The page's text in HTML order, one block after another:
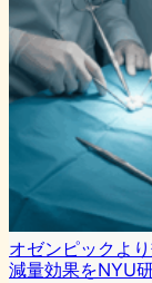
オゼンピックよ
減量効果をNYU